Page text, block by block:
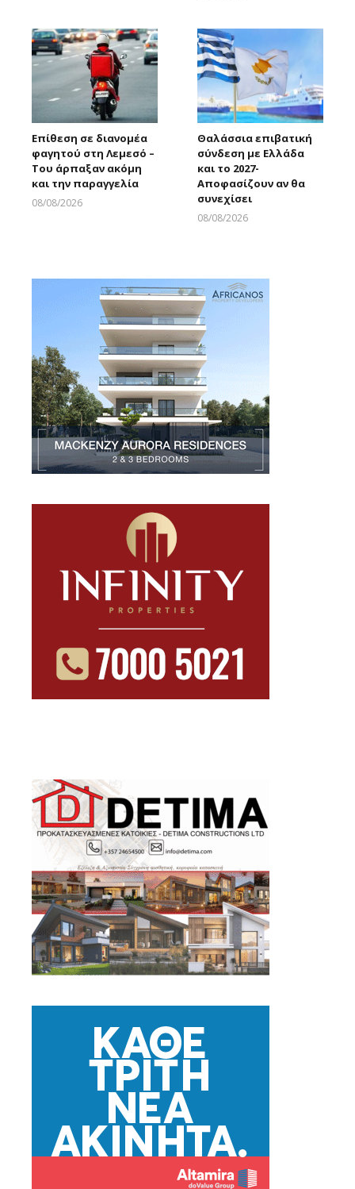
Επίθεση σε διανομέα
φαγητού στη Λεμεσό –
Του άρπαξαν ακόμη
και την παραγγελία
08/08/2026
Θαλάσσια επιβατική
σύνδεση με Ελλάδα
και το 2027-
Αποφασίζουν αν θα
συνεχίσει
08/08/2026